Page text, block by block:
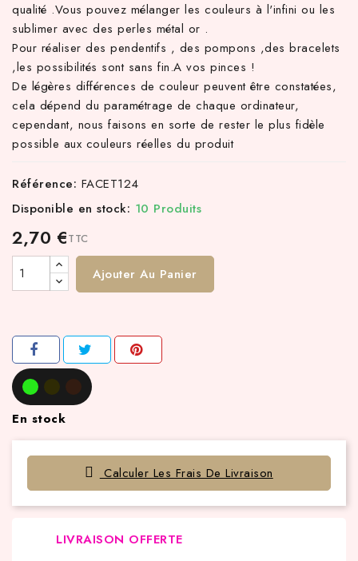
qualité .Vous pouvez mélanger les couleurs à l'infini ou les
sublimer avec des perles métal or .
Pour réaliser des pendentifs , des pompons ,des bracelets
,les possibilités sont sans fin.A vos pinces !
De légères différences de couleur peuvent être constatées,
cela dépend du paramétrage de chaque ordinateur,
cependant, nous faisons en sorte de rester le plus fidèle
possible aux couleurs réelles du produit
Référence: FACET124
Disponible en stock: 10 Produits
2,70 €TTC
Ajouter Au Panier
En stock
Calculer Les Frais De Livraison
LIVRAISON OFFERTE